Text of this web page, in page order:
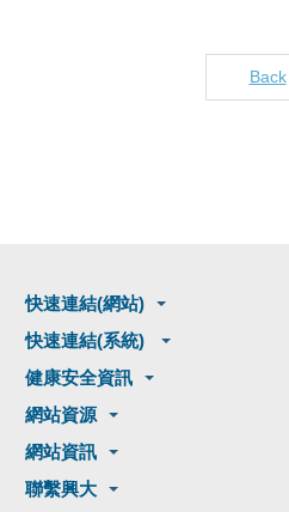
Back
快速連結(網站)
快速連結(系統)
健康安全資訊
網站資源
網站資訊
聯繫興大